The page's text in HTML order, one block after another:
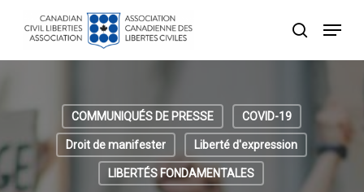
recherche
Menu
COMMUNIQUÉS DE PRESSE COVID-19
Droit de manifester Liberté d'expression
LIBERTÉS FONDAMENTALES